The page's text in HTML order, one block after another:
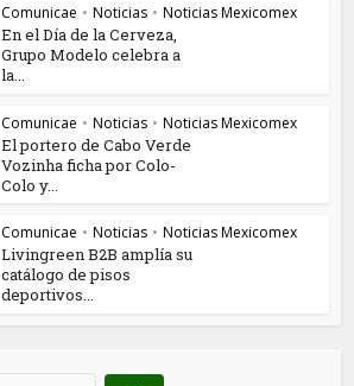
Comunicae • Noticias • Noticias Mexicomex
En el Día de la Cerveza,
Grupo Modelo celebra a
la...
Comunicae • Noticias • Noticias Mexicomex
El portero de Cabo Verde
Vozinha ficha por Colo-
Colo y...
Comunicae • Noticias • Noticias Mexicomex
Livingreen B2B amplía su
catálogo de pisos
deportivos...